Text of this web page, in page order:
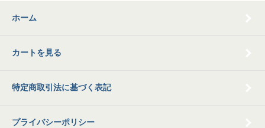
ホーム
カートを見る
特定商取引法に基づく表記
プライバシーポリシー